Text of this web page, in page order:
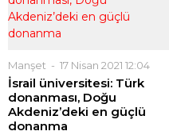
Manşet 17 Nisan 2021 12:04
İsrail üniversitesi: Türk
donanması, Doğu
Akdeniz’deki en güçlü
donanma